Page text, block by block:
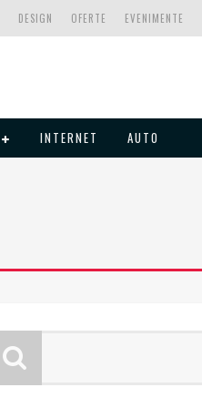
EVENIMENTE
OFERTE
DESIGN
INTERNET AUTO